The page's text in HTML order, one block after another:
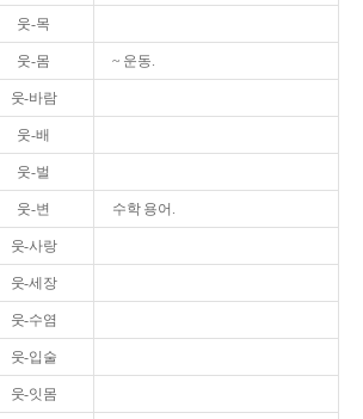
웃-목
웃-몸 ~ 운동.
웃-바람
웃-배
웃-벌
웃-변 수학 용어.
웃-사랑
웃-세장
웃-수염
웃-입술
웃-잇몸